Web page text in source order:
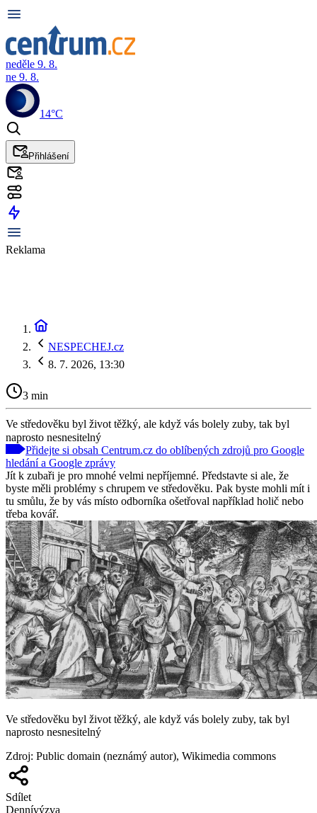
neděle 9. 8.
ne 9. 8.
14°C
Přihlášení
Reklama
NESPECHEJ.cz
8. 7. 2026, 13:30
3 min
Ve středověku byl život těžký, ale když vás bolely zuby, tak byl
naprosto nesnesitelný
Přidejte si obsah Centrum.cz do oblíbených zdrojů pro Google
hledání a Google zprávy
Jít k zubaři je pro mnohé velmi nepříjemné. Představte si ale, že
byste měli problémy s chrupem ve středověku. Pak byste mohli mít i
tu smůlu, že by vás místo odborníka ošetřoval například holič nebo
třeba kovář.
Ve středověku byl život těžký, ale když vás bolely zuby, tak byl
naprosto nesnesitelný
Zdroj: Public domain (neznámý autor), Wikimedia commons
Sdílet
Dennívýzva